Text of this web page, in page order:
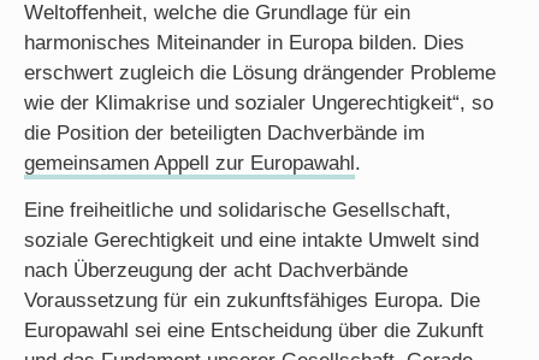
Weltoffenheit, welche die Grundlage für ein
harmonisches Miteinander in Europa bilden. Dies
erschwert zugleich die Lösung drängender Probleme
wie der Klimakrise und sozialer Ungerechtigkeit“, so
die Position der beteiligten Dachverbände im
gemeinsamen Appell zur Europawahl.
Eine freiheitliche und solidarische Gesellschaft,
soziale Gerechtigkeit und eine intakte Umwelt sind
nach Überzeugung der acht Dachverbände
Voraussetzung für ein zukunftsfähiges Europa. Die
Europawahl sei eine Entscheidung über die Zukunft